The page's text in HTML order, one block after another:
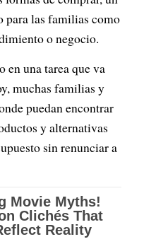
para las familias como
o negocio.
en una tarea que va
muchas familias y
puedan encontrar
y alternativas
sin renunciar a